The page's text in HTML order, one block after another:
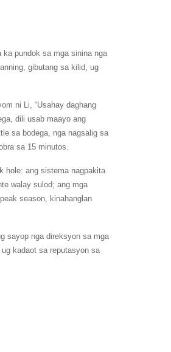
ka pundok sa mga sinina nga
gibutang sa kilid, ug
ni Li, “Usahay daghang
dili usab maayo ang
sa bodega, nga nagsalig sa
sa 15 minutos.
hole: ang sistema nagpakita
walay sulod; ang mga
season, kinahanglan
sayop nga direksyon sa mga
kadaot sa reputasyon sa